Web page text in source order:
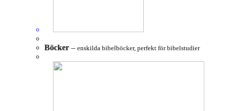
Böcker – enskilda bibelböcker, perfekt för bibelstudier